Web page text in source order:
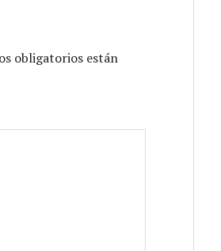
obligatorios están